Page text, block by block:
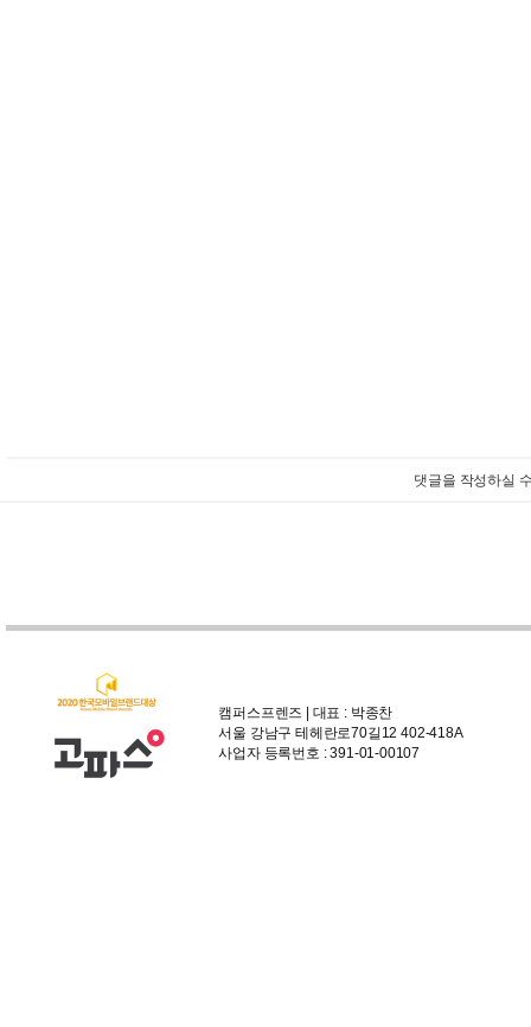
댓글을 작성하실
캠퍼스프렌즈 | 대표 : 박종찬
서울 강남구 테헤란로70길12 402-418A
사업자 등록번호 : 391-01-00107